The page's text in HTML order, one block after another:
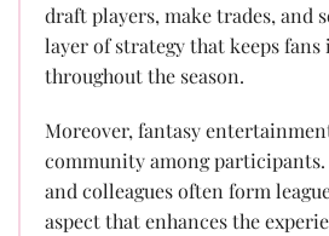
draft players, make trades, and
layer of strategy that keeps fans
throughout the season.
Moreover, fantasy
community among
and colleagues often form
aspect that enhances the